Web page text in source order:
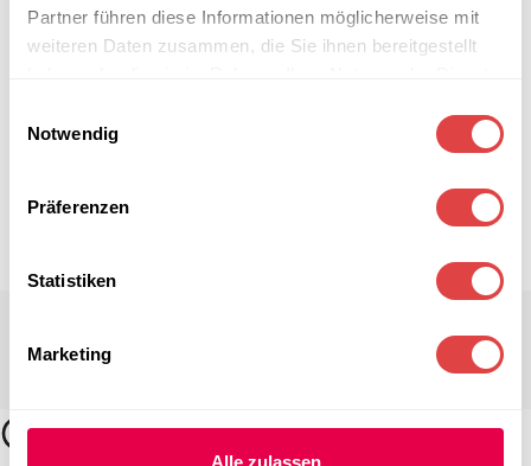
Partner führen diese Informationen möglicherweise mit
weiteren Daten zusammen, die Sie ihnen bereitgestellt
Notwendig
Präferenzen
Statistiken
Marketing
Alle zulassen